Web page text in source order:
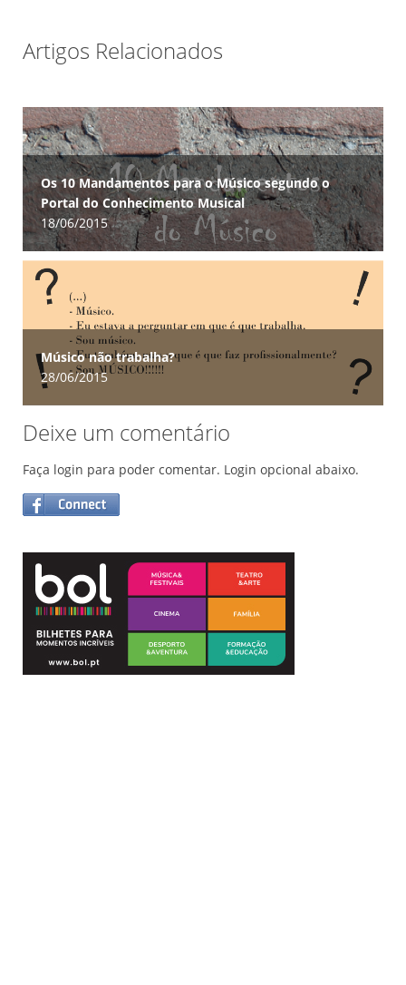
Artigos Relacionados
cronologia.
17/10/2014
Os 10 Mandamentos para o Músico segundo o
Portal do Conhecimento Musical
18/06/2015
Músico não trabalha?
28/06/2015
Deixe um comentário
Faça login para poder comentar. Login opcional abaixo.